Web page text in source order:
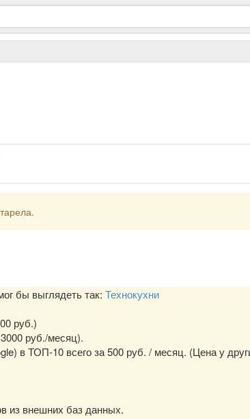
бы выглядеть так: Технокухни
руб.)
руб./месяц).
в ТОП-10 всего за 500 руб. / месяц. (Цена у
из внешних баз данных.